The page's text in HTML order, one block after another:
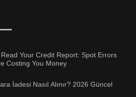
Your Credit Report: Spot Errors
Costing You Money
İadesi Nasıl Alınır? 2026 Güncel